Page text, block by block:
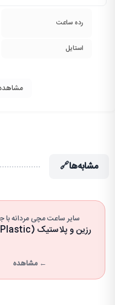
رده ساعت
استایل
مشابه‌ها🔗
سایر ساعت مچی مردانه
رزین و پلاستیک (Resin & Plastic)
← مشاهده